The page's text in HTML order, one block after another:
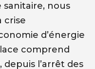
sanitaire, nous
crise
d’énergie
comprend
l’arrêt des